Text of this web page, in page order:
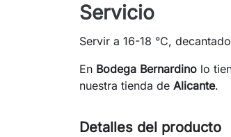
Servicio
Servir a 16-18 °C,
En Bodega Bernardino lo
nuestra tienda de Alicante.
Detalles del producto